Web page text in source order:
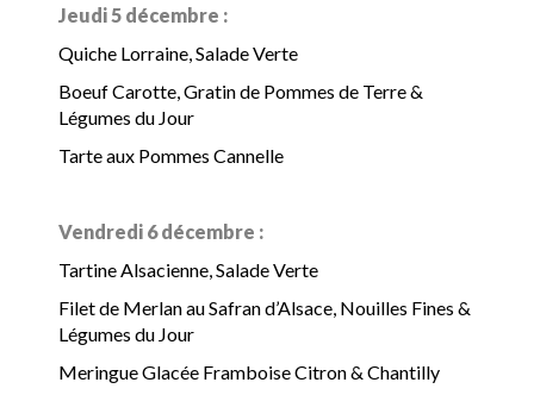
Jeudi 5 décembre :
Quiche Lorraine, Salade Verte
Boeuf Carotte, Gratin de Pommes de Terre &
Légumes du Jour
Tarte aux Pommes Cannelle
Vendredi 6 décembre :
Tartine Alsacienne, Salade Verte
Filet de Merlan au Safran d’Alsace, Nouilles Fines &
Légumes du Jour
Meringue Glacée Framboise Citron & Chantilly